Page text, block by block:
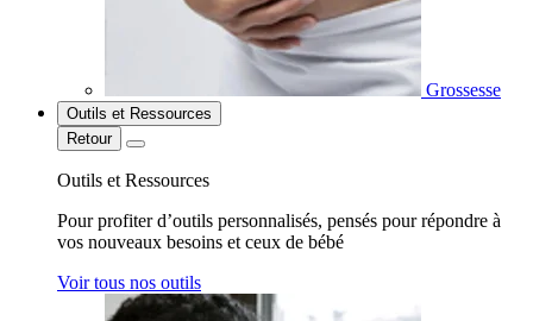
Grossesse
Outils et Ressources
Retour
Outils et Ressources
Pour profiter d’outils personnalisés, pensés pour répondre à
vos nouveaux besoins et ceux de bébé
Voir tous nos outils